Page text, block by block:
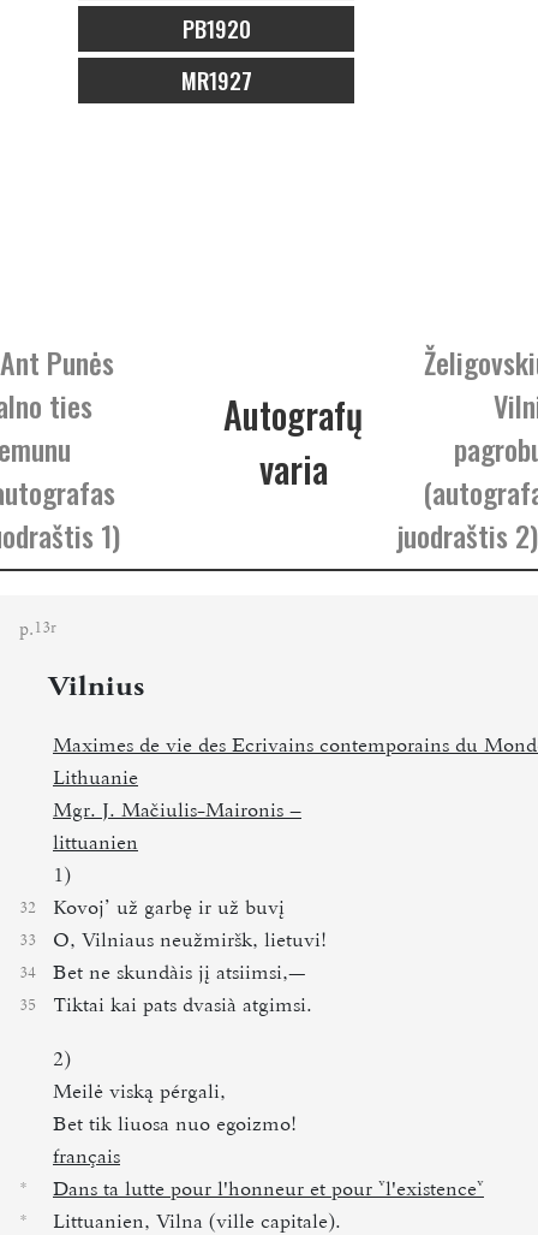
PB1920
MR1927
Punės
ties
1)
Autografų
varia
juodraštis
p.13r
Vilnius
Maximes de vie des Ecrivains contemporains du
Lithuanie
Mgr. J. Mačiulis-Maironis –
littuanien
1)
32 Kovoj’ už garbę ir už buvį
33 O, Vilniaus neužmiršk, lietuvi!
34 Bet ne skundàis jį atsiimsi,—
35 Tiktai kai pats dvasià atgimsi.
2)
Meilė viską pérgali,
Bet tik liuosa nuo egoizmo!
français
* Dans ta lutte pour l'honneur et pour l'existence
* Littuanien, Vilna (ville capitale).